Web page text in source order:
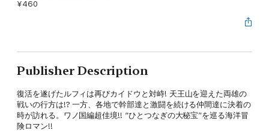
¥460
Publisher Description
復活を遂げたルフィは再びカイドウと対峙! 天王山を迎えた両雄の
戦いの行方は!? 一方、各地で幹部達と激闘を続ける仲間達に決着の
時が訪れる。ワノ国編超佳境!! “ひとつなぎの大秘宝”を巡る海洋冒
険ロマン!!